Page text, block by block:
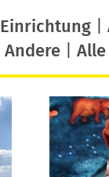
Einrichtung|
Andere